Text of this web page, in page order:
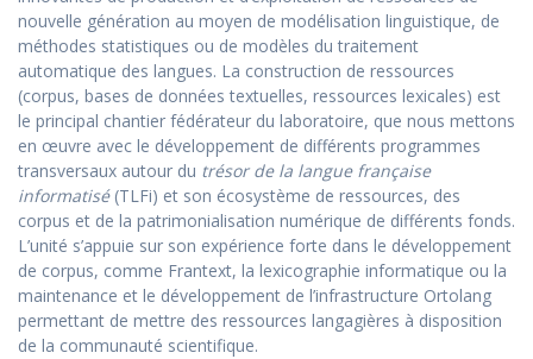
nouvelle génération au moyen de modélisation linguistique, de
méthodes statistiques ou de modèles du traitement
automatique des langues. La construction de ressources
(corpus, bases de données textuelles, ressources lexicales) est
le principal chantier fédérateur du laboratoire, que nous mettons
en œuvre avec le développement de différents programmes
transversaux autour du trésor de la langue française
informatisé(TLFi) et son écosystème de ressources, des
corpus et de la patrimonialisation numérique de différents fonds.
L’unité s’appuie sur son expérience forte dans le développement
de corpus, comme Frantext, la lexicographie informatique ou la
maintenance et le développement de l’infrastructure Ortolang
permettant de mettre des ressources langagières à disposition
de la communauté scientifique.